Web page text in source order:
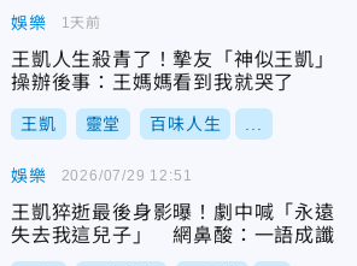
娛樂
王凱人生殺青了！摯友「神似王凱」
操辦後事：王媽媽看到我就哭了
王凱 靈堂 百味人生
1天前
娛樂
王凱猝逝最後身影曝！劇中喊「永遠
失去我這兒子」 網鼻酸：一語成讖
2026/07/29 12:51